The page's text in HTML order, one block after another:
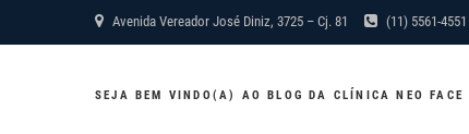
to
Avenida Vereador José Diniz, 3725 – Cj. 81 (11) 5561-4551
SEJA BEM VINDO(A) AO BLOG DA CLÍNICA NEO FACE